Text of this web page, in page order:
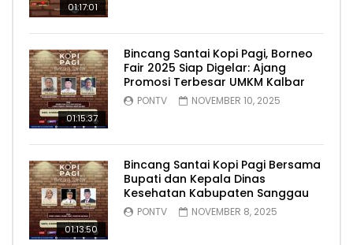
01:17:01
01:15:37
Bincang Santai Kopi Pagi, Borneo
Fair 2025 Siap Digelar: Ajang
Promosi Terbesar UMKM Kalbar
PONTV NOVEMBER 10, 2025
01:13:50
Bincang Santai Kopi Pagi Bersama
Bupati dan Kepala Dinas
Kesehatan Kabupaten Sanggau
PONTV NOVEMBER 8, 2025